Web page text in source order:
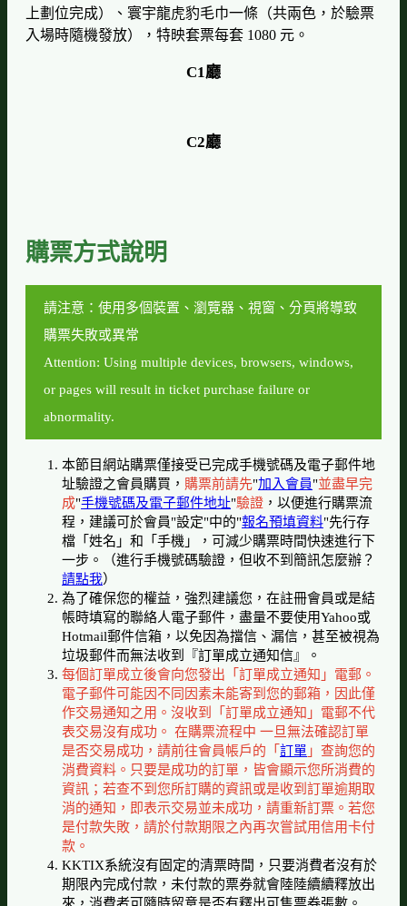
上劃位完成）、寰宇龍虎豹毛巾一條（共兩色，於驗票
入場時隨機發放），特映套票每套 1080 元。
C1廳
C2廳
購票方式說明
請注意：使用多個裝置、瀏覽器、視窗、分頁將導致
購票失敗或異常
Attention: Using multiple devices, browsers, windows,
or pages will result in ticket purchase failure or
abnormality.
本節目網站購票僅接受已完成手機號碼及電子郵件地
址驗證之會員購買， 購票前請先"加入會員"並盡早完
成"手機號碼及電子郵件地址"驗證 ，以便進行購票流
程，建議可於會員"設定"中的"報名預填資料"先行存
檔「姓名」和「手機」，可減少購票時間快速進行下
一步。（進行手機號碼驗證，但收不到簡訊怎麼辦？
請點我）
為了確保您的權益，強烈建議您，在註冊會員或是結
帳時填寫的聯絡人電子郵件，盡量不要使用Yahoo或
Hotmail郵件信箱，以免因為擋信、漏信，甚至被視為
垃圾郵件而無法收到『訂單成立通知信』。
每個訂單成立後會向您發出「訂單成立通知」電郵。
電子郵件可能因不同因素未能寄到您的郵箱，因此僅
作交易通知之用。沒收到「訂單成立通知」電郵不代
表交易沒有成功。 在購票流程中 一旦無法確認訂單
是否交易成功，請前往會員帳戶的「 訂單 」查詢您的
消費資料。只要是成功的訂單，皆會顯示您所消費的
資訊；若查不到您所訂購的資訊或是收到訂單逾期取
消的通知，即表示交易並未成功，請重新訂票。若您
是付款失敗，請於付款期限之內再次嘗試用信用卡付
款。
KKTIX系統沒有固定的清票時間，只要消費者沒有於
期限內完成付款，未付款的票券就會陸陸續續釋放出
來，消費者可隨時留意是否有釋出可售票券張數。